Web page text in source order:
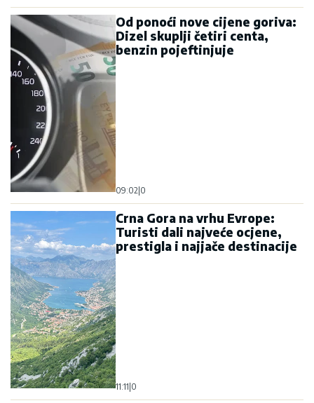
Od ponoći nove cijene goriva:
Dizel skuplji četiri centa,
benzin pojeftinjuje
09:02|0
Crna Gora na vrhu Evrope:
Turisti dali najveće ocjene,
prestigla i najjače destinacije
11:11|0